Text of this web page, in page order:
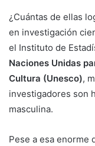
¿Cuántas de ellas
en investigación
el Instituto de
Naciones Unidas
Cultura (Unesco),
investigadores son
masculina.
Pese a esa enorme